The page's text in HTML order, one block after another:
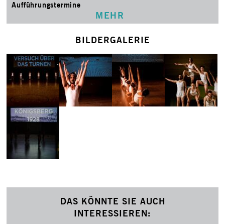
Aufführungstermine
MEHR
BILDERGALERIE
DAS KÖNNTE SIE AUCH
INTERESSIEREN: